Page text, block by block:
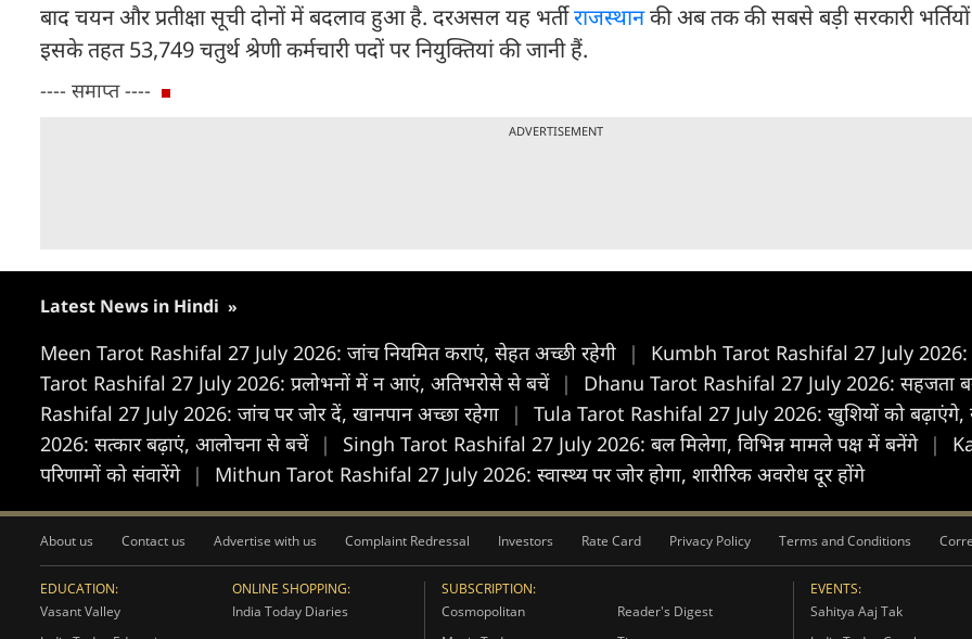
बाद चयन और प्रतीक्षा सूची दोनों में बदलाव हुआ है. दरअसल यह भर्तीराजस्थानकी अब तक की सबसे बड़ी सरकारी
इसके तहत 53,749 चतुर्थ श्रेणी कर्मचारी पदों पर नियुक्तियां की जानी हैं.
---- समाप्त ----
ADVERTISEMENT
Latest News in Hindi »
Meen Tarot Rashifal 27 July 2026: जांच नियमित कराएं, सेहत अच्छी रहेगी | Kumbh Tarot Rashifal 27 July 2026:
Tarot Rashifal 27 July 2026: प्रलोभनों में न आएं, अतिभरोसे से बचें | Dhanu Tarot Rashifal 27 July 2026: सहजता
Rashifal 27 July 2026: जांच पर जोर दें, खानपान अच्छा रहेगा
| Tula Tarot Rashifal 27 July 2026: खुशियों को बढ़ाएंगे,
2026: सत्कार बढ़ाएं, आलोचना से बचें | Singh Tarot Rashifal 27 July 2026: बल मिलेगा, विभिन्न मामले पक्ष में बनेंगे |
परिणामों को संवारेंगे | Mithun Tarot Rashifal 27 July 2026: स्वास्थ्य पर जोर होगा, शारीरिक अवरोध दूर होंगे
About us Contact us Advertise with us Complaint Redressal Investors Rate Card Privacy Policy Terms and Conditions
EDUCATION:
Vasant Valley
ONLINE SHOPPING:
India Today Diaries
SUBSCRIPTION:
Cosmopolitan
Reader's Digest
EVENTS:
Sahitya Aaj Tak